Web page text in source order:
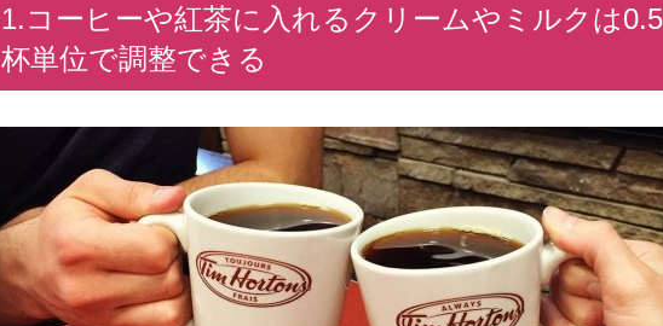
1.コーヒーや紅茶に入れるクリームやミルクは0.5
杯単位で調整できる